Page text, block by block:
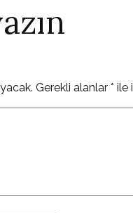
Gerekli alanlar * ile